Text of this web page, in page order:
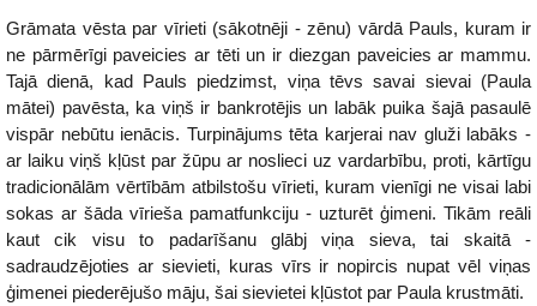
Grāmata vēsta par vīrieti (sākotnēji - zēnu) vārdā Pauls, kuram ir
ne pārmērīgi paveicies ar tēti un ir diezgan paveicies ar mammu.
Tajā dienā, kad Pauls piedzimst, viņa tēvs savai sievai (Paula
mātei) pavēsta, ka viņš ir bankrotējis un labāk puika šajā pasaulē
vispār nebūtu ienācis. Turpinājums tēta karjerai nav gluži labāks -
ar laiku viņš kļūst par žūpu ar noslieci uz vardarbību, proti, kārtīgu
tradicionālām vērtībām atbilstošu vīrieti, kuram vienīgi ne visai labi
sokas ar šāda vīrieša pamatfunkciju - uzturēt ģimeni. Tikām reāli
kaut cik visu to padarīšanu glābj viņa sieva, tai skaitā -
sadraudzējoties ar sievieti, kuras vīrs ir nopircis nupat vēl viņas
ģimenei piederējušo māju, šai sievietei kļūstot par Paula krustmāti.